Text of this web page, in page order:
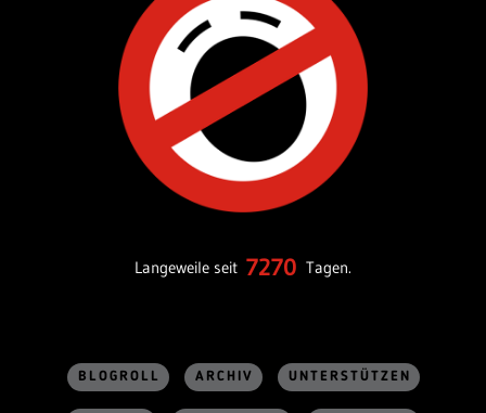
Langeweile seit 7270 Tagen.
BLOGROLL ARCHIV UNTERSTÜTZEN